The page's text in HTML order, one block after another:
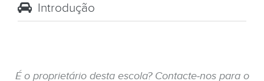
Introdução
É o proprietário desta escola? Contacte-nos para o